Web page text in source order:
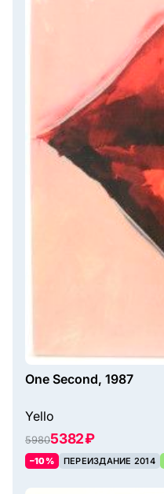
One Second, 1987
Yello
59805382 ₽
–10% ПЕРЕИЗДАНИЕ 2014